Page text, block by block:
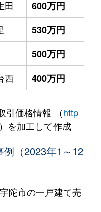
田
600万円
530万円
500万円
西 400万円
引価格情報 （http
を加工して作成
（2023年1～12
陀市の一戸建て売